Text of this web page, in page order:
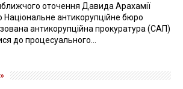
оточення Давида Арахамії
Національне антикорупційне бюро
антикорупційна прокуратура (САП)
до процесуального...